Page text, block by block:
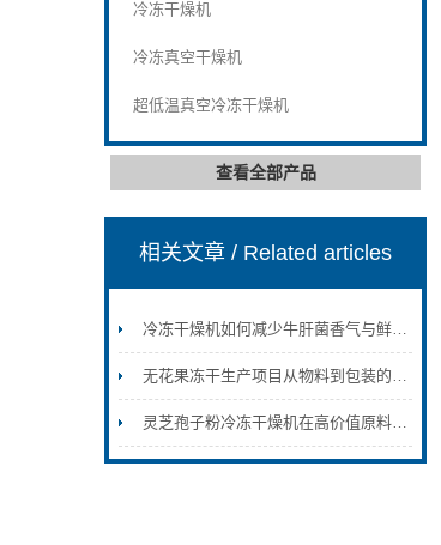
冷冻干燥机
冷冻真空干燥机
超低温真空冷冻干燥机
查看全部产品
相关文章/ Related articles
冷冻干燥机如何减少牛肝菌香气与鲜味损失
无花果冻干生产项目从物料到包装的投入规划
灵芝孢子粉冷冻干燥机在高价值原料加工中的应用